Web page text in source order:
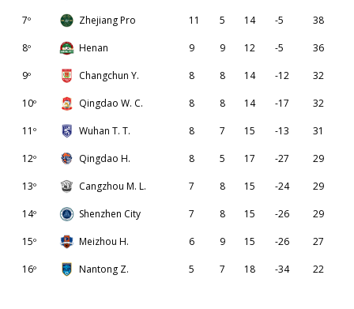
7º Zhejiang Pro 11 5 14 -5 38
8º Henan 9 9 12 -5 36
9º Changchun Y. 8 8 14 -12 32
10º Qingdao W. C. 8 8 14 -17 32
11º Wuhan T. T. 8 7 15 -13 31
12º Qingdao H. 8 5 17 -27 29
13º Cangzhou M. L. 7 8 15 -24 29
14º Shenzhen City 7 8 15 -26 29
15º Meizhou H. 6 9 15 -26 27
16º Nantong Z. 5 7 18 -34 22